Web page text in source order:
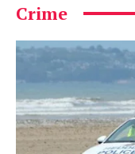
Crime